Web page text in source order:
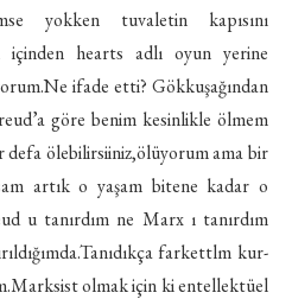
yokken tuvaletin kapısını
içinden hearts adlı oyun yerine
ifade etti? Gökkuşağından
göre benim kesinlikle ölmem
ölebilirsiiniz,ölüyorum ama bir
artık o yaşam bitene kadar o
u tanırdım ne Marx ı tanırdım
farkettlm kur­
olmak için ki entellektüel